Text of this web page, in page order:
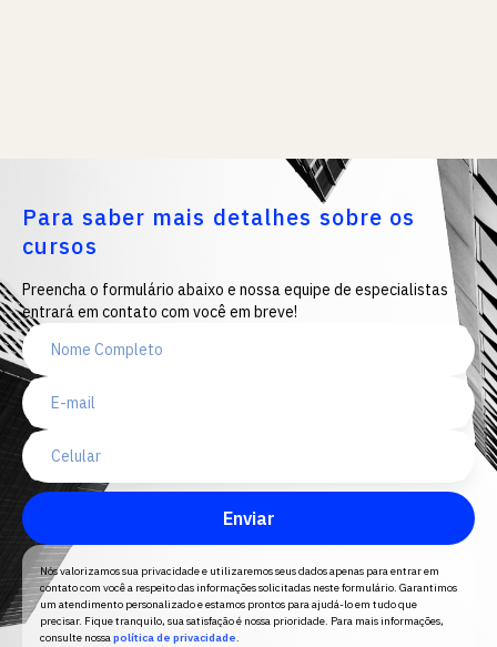
Para saber mais detalhes sobre os
cursos
Preencha o formulário abaixo e nossa equipe de especialistas
entrará em contato com você em breve!
Enviar
Nós valorizamos sua privacidade e utilizaremos seus dados apenas para entrar em
contato com você a respeito das informações solicitadas neste formulário. Garantimos
um atendimento personalizado e estamos prontos para ajudá-lo em tudo que
precisar. Fique tranquilo, sua satisfação é nossa prioridade. Para mais informações,
consulte nossapolítica de privacidade.